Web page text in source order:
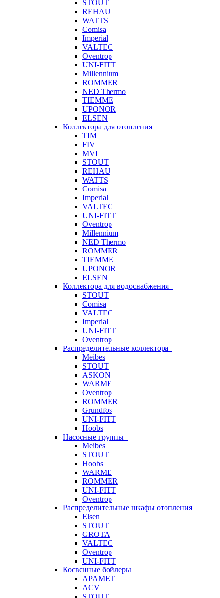
STOUT
REHAU
WATTS
Comisa
Imperial
VALTEC
Oventrop
UNI-FITT
Millennium
ROMMER
NED Thermo
TIEMME
UPONOR
ELSEN
Коллектора для отопления
TIM
FIV
MVI
STOUT
REHAU
WATTS
Comisa
Imperial
VALTEC
UNI-FITT
Oventrop
Millennium
NED Thermo
ROMMER
TIEMME
UPONOR
ELSEN
Коллектора для водоснабжения
STOUT
Comisa
VALTEC
Imperial
UNI-FITT
Oventrop
Распределительные коллектора
Meibes
STOUT
ASKON
WARME
Oventrop
ROMMER
Grundfos
UNI-FITT
Hoobs
Насосные группы
Meibes
STOUT
Hoobs
WARME
ROMMER
UNI-FITT
Oventrop
Распределительные шкафы отопления
Elsen
STOUT
GROTA
VALTEC
Oventrop
UNI-FITT
Косвенные бойлеры
APAMET
ACV
STOUT